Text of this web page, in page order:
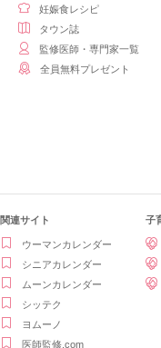
妊娠食レシピ
タウン誌
監修医師・専門家一覧
全員無料プレゼント
関連サイト
ウーマンカレンダー
シニアカレンダー
ムーンカレンダー
シッテク
ヨムーノ
医師監修.com
子